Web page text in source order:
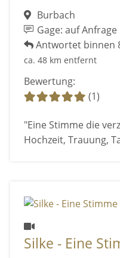
Burbach
Gage: auf Anfrage
Antwortet binnen
ca. 48 km entfernt
Bewertung:
(1)
"Eine Stimme die
Hochzeit, Trauung,
Silke - Eine